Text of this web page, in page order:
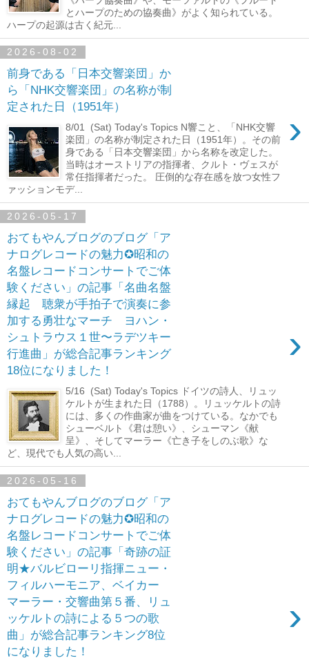
とハープのための協奏曲》がよく知られている。
ハープの起源は古く紀元...
2026-08-02
前身である「日本交響楽団」か
ら「NHK交響楽団」の名称が制
定された日（1951年）
›
8/01 (Sat) Today's Topics N響こと、「NHK交響
楽団」の名称が制定された日（1951年）。その前
身である「日本交響楽団」から名称を改定した。
当時はオーストリアの指揮者、クルト・ヴェスが
常任指揮者だった。 圧倒的な存在感を放つ女性フ
ァッションモデ...
2026-05-17
おてもやんブログのブログ「ア
ナログレコードの魅力✪昭和の
名盤レコードコンサートでご体
験ください」の記事「名曲名盤
縁起 聴衆が手拍子で演奏に参
加する勇壮なマーチ ヨハン・
シュトラウス１世〜ラデツキー
行進曲」が総合記事ランキング
18位になりました！
›
5/16 (Sat) Today's Topics ドイツの詩人、リュッ
ケルトが生まれた日（1788）。リュッケルトの詩
には、多くの作曲家が曲をつけている。なかでも
シューベルト《君は憩い》、シューマン《献
呈》、そしてマーラー《亡き子をしのぶ歌》な
ど、現代でも人気の高い...
2026-05-16
おてもやんブログのブログ「ア
ナログレコードの魅力✪昭和の
名盤レコードコンサートでご体
験ください」の記事「奇跡の証
明★バルビローリ指揮ニュー・
フィルハーモニア、ベイカー
マーラー・交響曲第５番、リュ
ッケルトの詩による５つの歌
曲」が総合記事ランキング8位
になりました！
›